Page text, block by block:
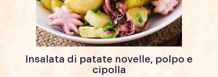
Insalata di patate novelle, polpo e
cipolla